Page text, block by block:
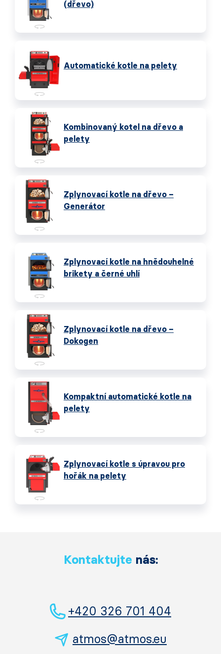
(dřevo)
Automatické kotle na pelety
Kombinovaný kotel na dřevo a
pelety
Zplynovací kotle na dřevo –
Generátor
Zplynovací kotle na hnědouhelné
brikety a černé uhlí
Zplynovací kotle na dřevo –
Dokogen
Kompaktní automatické kotle na
pelety
Zplynovací kotle s úpravou pro
hořák na pelety
Kontaktujte nás:
+420 326 701 404
atmos@atmos.eu